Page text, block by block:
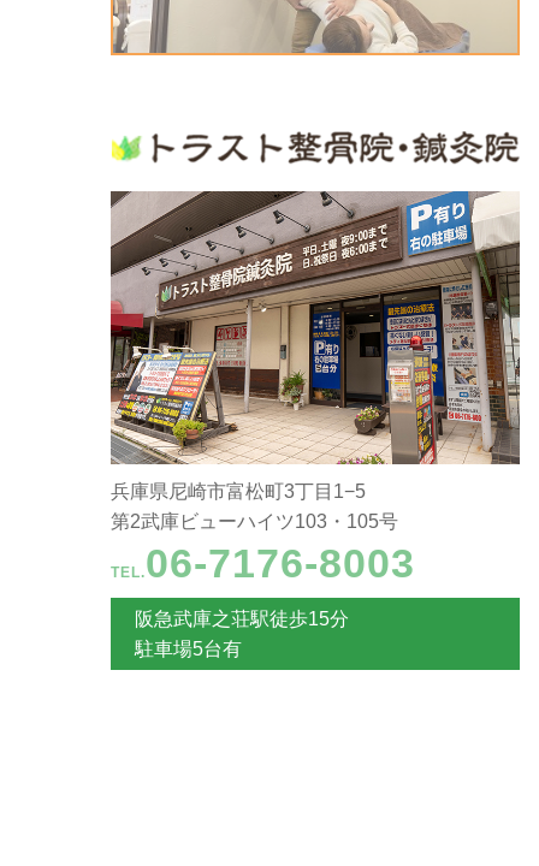
兵庫県尼崎市富松町3丁目1−5
第2武庫ビューハイツ103・105号
TEL.06-7176-8003
阪急武庫之荘駅徒歩15分
駐車場5台有